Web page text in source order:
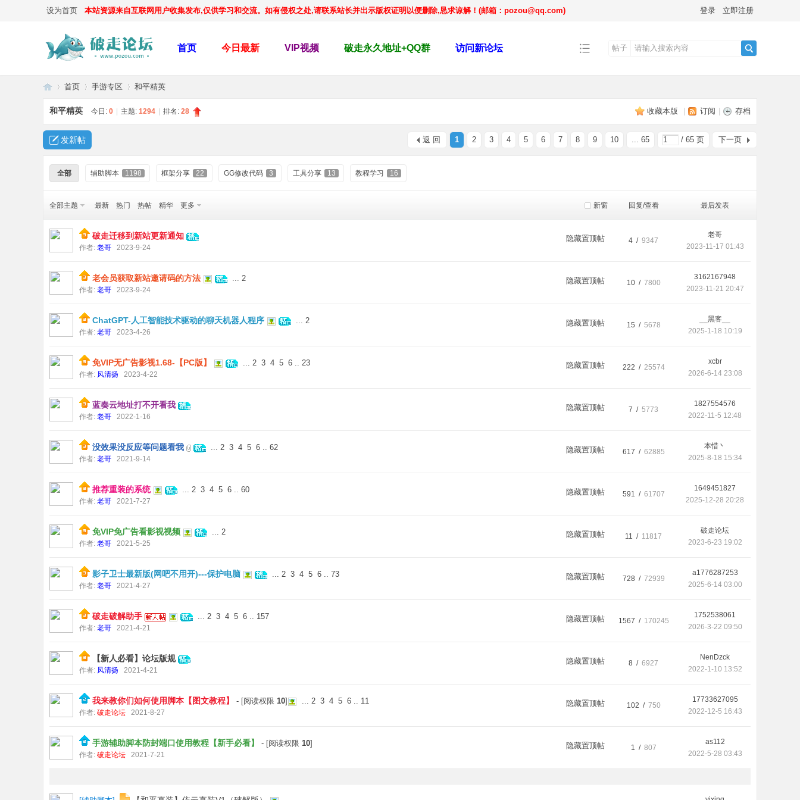
设为首页 本站资源来自互联网用户收集发布,仅供学习和交流。如有侵权之处,请联系站长并出示版权证明以便删除,恳求谅解！(邮箱：pozou@qq.com) 登录 立即注册
首页 今日最新 VIP视频 破走永久地址+QQ群 访问新论坛
帖子
索
破 »
首页
›
手游专区 和平精英
收藏本版 订阅 存档
和平精英 今日: 0 主题: 1294 排名: 28
1 2 3 4 5 6 7 8 9 10 ... 65 / 65 页 下一页
返 回
发新帖
全部 辅助脚本 1198 框架分享 22 GG修改代码 3 工具分享 13 教程学习 16
新窗
全部主题 最新 热门 热帖 精华 更多 回复/查看 最后发表
隐藏置顶帖
破走迁移到新站更新通知
作者: 老哥 2023-9-24
4 / 9347
老哥
2023-11-17 01:43
隐藏置顶帖
老会员获取新站邀请码的方法 ... 2
作者: 老哥 2023-9-24
10 / 7800
3162167948
2023-11-21 20:47
隐藏置顶帖
ChatGPT-人工智能技术驱动的聊天机器人程序 ... 2
作者: 老哥 2023-4-26
15 / 5678
__黑客__
2025-1-18 10:19
隐藏置顶帖
免VIP无广告影视1.68-【PC版】 ... 2 3 4 5 6 .. 23
作者: 风清扬 2023-4-22
222 / 25574
xcbr
2026-6-14 23:08
隐藏置顶帖
蓝奏云地址打不开看我
作者: 老哥 2022-1-16
7 / 5773
1827554576
2022-11-5 12:48
隐藏置顶帖
没效果没反应等问题看我 ... 2 3 4 5 6 .. 62
作者: 老哥 2021-9-14
617 / 62885
本惜丶
2025-8-18 15:34
隐藏置顶帖
推荐重装的系统 ... 2 3 4 5 6 .. 60
作者: 老哥 2021-7-27
591 / 61707
1649451827
2025-12-28 20:28
隐藏置顶帖
免VIP免广告看影视视频 ... 2
作者: 老哥 2021-5-25
11 / 11817
破走论坛
2023-6-23 19:02
隐藏置顶帖
影子卫士最新版(网吧不用开)---保护电脑 ... 2 3 4 5 6 .. 73
作者: 老哥 2021-4-27
728 / 72939
a1776287253
2025-6-14 03:00
隐藏置顶帖
破走破解助手 ... 2 3 4 5 6 .. 157
作者: 老哥 2021-4-21
1567 / 170245
1752538061
2026-3-22 09:50
隐藏置顶帖
【新人必看】论坛版规
作者: 风清扬 2021-4-21
8 / 6927
NenDzck
2022-1-10 13:52
隐藏置顶帖
我来教你们如何使用脚本【图文教程】 - [阅读权限 10] ... 2 3 4 5 6 .. 11
作者: 破走论坛 2021-8-27
102 / 750
17733627095
2022-12-5 16:43
隐藏置顶帖
手游辅助脚本防封端口使用教程【新手必看】 - [阅读权限 10]
作者: 破走论坛 2021-7-21
1 / 807
as112
2022-5-28 03:43